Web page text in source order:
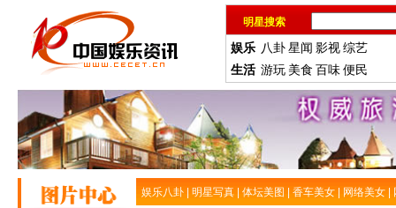
明星搜索
娱乐 八卦星闻 影视综艺
生活 游玩 美食 百味便民
娱乐八卦 明星写真 体坛美图 香车美女 网络美女